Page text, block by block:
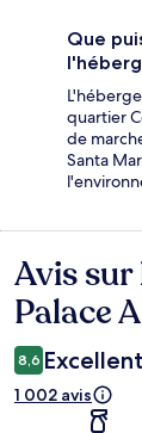
Que
quartier
de
Santa
Avis
Avis sur
Palace
8,6 Excellent
1 002 avis